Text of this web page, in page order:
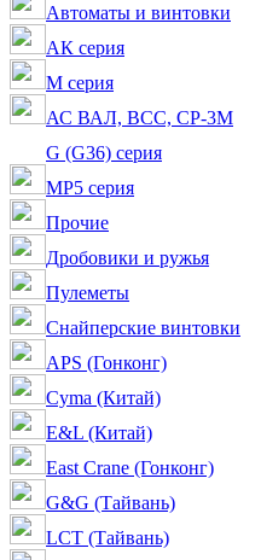
Автоматы и винтовки
АК серия
M серия
АС ВАЛ, ВСС, СР-3М
G (G36) серия
MP5 серия
Прочие
Дробовики и ружья
Пулеметы
Снайперские винтовки
APS (Гонконг)
Cyma (Китай)
E&L (Китай)
East Crane (Гонконг)
G&G (Тайвань)
LCT (Тайвань)